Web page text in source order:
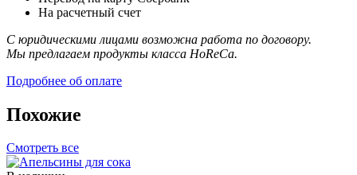
На расчетный счет
С юридическими лицами возможна работа по договору.
Мы предлагаем продукты класса HoReCa.
Подробнее об оплате
Похожие
Смотреть все